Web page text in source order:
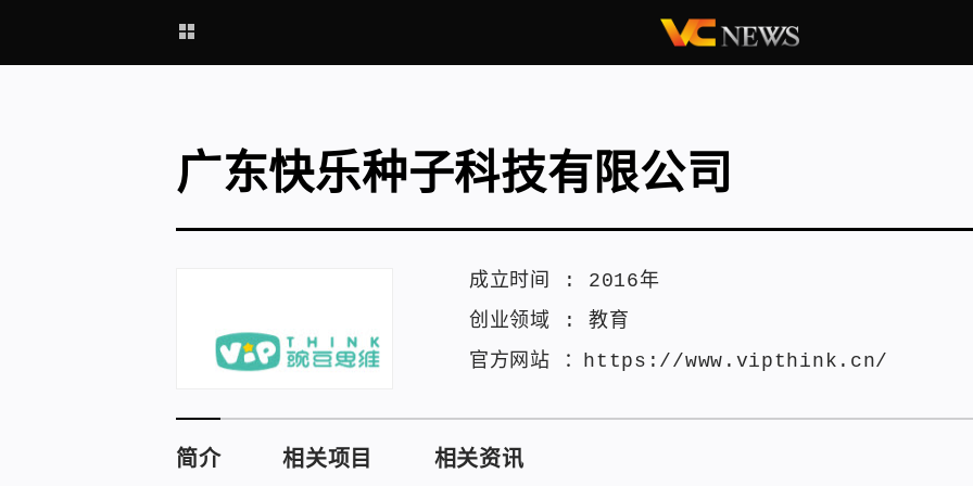
广东快乐种子科技有限公司
成立时间 : 2016年
创业领域 : 教育
官方网站 ： https://www.vipthink.cn/
简介 相关项目 相关资讯